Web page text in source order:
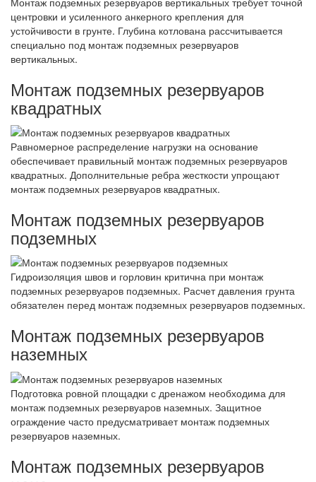
центровки и усиленного анкерного крепления для
устойчивости в грунте. Глубина котлована рассчитывается
специально под монтаж подземных резервуаров
вертикальных.
Монтаж подземных резервуаров
квадратных
Равномерное распределение нагрузки на основание
обеспечивает правильный монтаж подземных резервуаров
квадратных. Дополнительные ребра жесткости упрощают
монтаж подземных резервуаров квадратных.
Монтаж подземных резервуаров
подземных
Гидроизоляция швов и горловин критична при монтаж
подземных резервуаров подземных. Расчет давления грунта
обязателен перед монтаж подземных резервуаров подземных.
Монтаж подземных резервуаров
наземных
Подготовка ровной площадки с дренажом необходима для
монтаж подземных резервуаров наземных. Защитное
ограждение часто предусматривает монтаж подземных
резервуаров наземных.
Монтаж подземных резервуаров